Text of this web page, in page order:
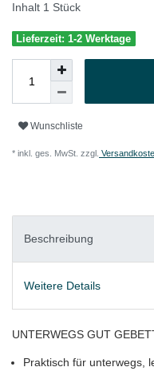
Inhalt 1 Stück
Lieferzeit: 1-2 Werktage
Wunschliste
* inkl. ges. MwSt. zzgl.
Beschreibung
Weitere Details
UNTERWEGS GUT
Praktisch für unterwegs,